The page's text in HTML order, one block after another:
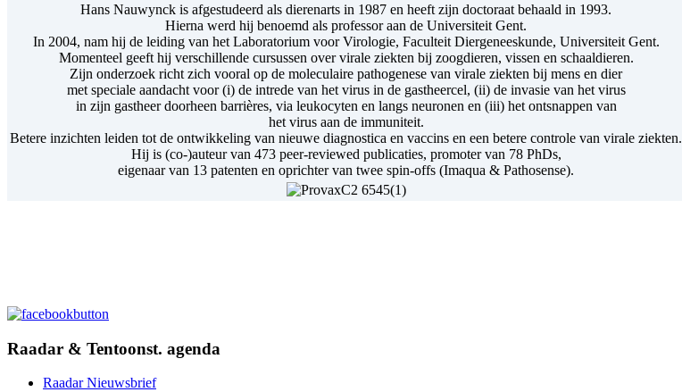
Hans Nauwynck is afgestudeerd als dierenarts in 1987 en heeft zijn doctoraat behaald in 1993.
Hierna werd hij benoemd als professor aan de Universiteit Gent.
In 2004, nam hij de leiding van het Laboratorium voor Virologie, Faculteit Diergeneeskunde, Universiteit Gent.
Momenteel geeft hij verschillende cursussen over virale ziekten bij zoogdieren, vissen en schaaldieren.
Zijn onderzoek richt zich vooral op de moleculaire pathogenese van virale ziekten bij mens en dier
met speciale aandacht voor (i) de intrede van het virus in de gastheercel, (ii) de invasie van het virus
in zijn gastheer doorheen barrières, via leukocyten en langs neuronen en (iii) het ontsnappen van
het virus aan de immuniteit.
Betere inzichten leiden tot de ontwikkeling van nieuwe diagnostica en vaccins en een betere controle van virale ziekten.
Hij is (co-)auteur van 473 peer-reviewed publicaties, promoter van 78 PhDs,
eigenaar van 13 patenten en oprichter van twee spin-offs (Imaqua & Pathosense).
Raadar & Tentoonst. agenda
Raadar Nieuwsbrief